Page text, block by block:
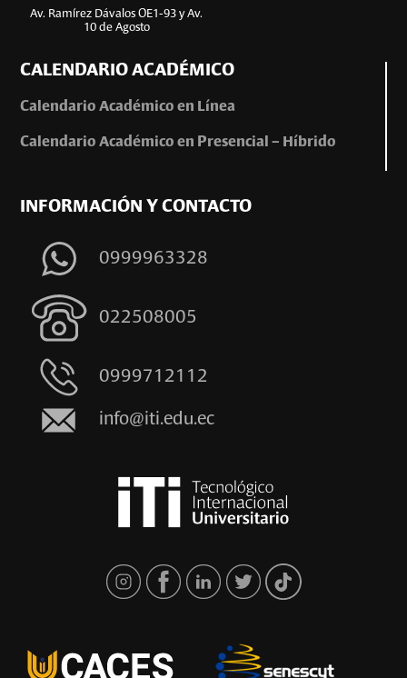
Av. Ramírez Dávalos OE1-93 y Av.
10 de Agosto
CALENDARIO ACADÉMICO
Calendario Académico en Línea
Calendario Académico en Presencial – Híbrido
INFORMACIÓN Y CONTACTO
0999963328
022508005
0999712112
info@iti.edu.ec